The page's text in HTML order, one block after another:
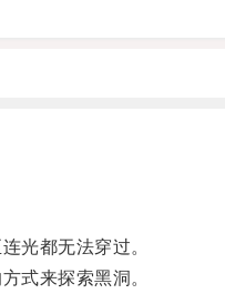
光都无法穿过。
式来探索黑洞。